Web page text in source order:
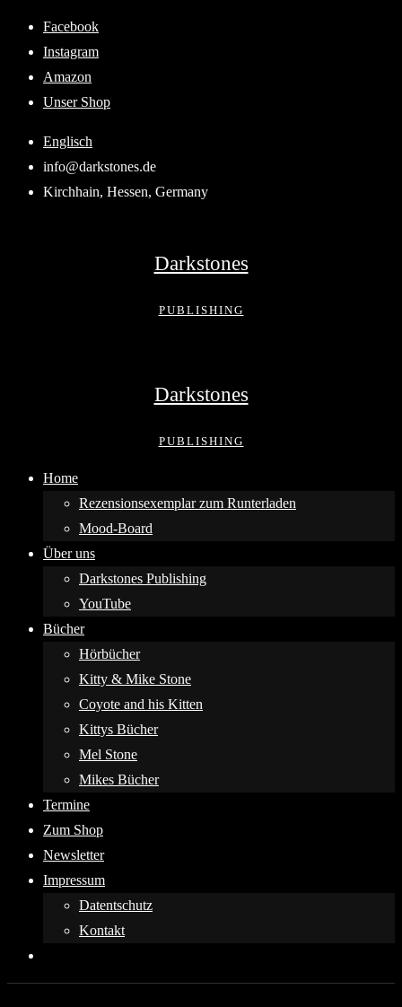
Skip
content
Facebook
Instagram
Amazon
Unser Shop
Englisch
info@darkstones.de
Kirchhain, Hessen, Germany
Darkstones
PUBLISHING
Darkstones
PUBLISHING
Home
Rezensionsexemplar zum Runterladen
Mood-Board
Über uns
Darkstones Publishing
YouTube
Bücher
Hörbücher
Kitty & Mike Stone
Coyote and his Kitten
Kittys Bücher
Mel Stone
Mikes Bücher
Termine
Zum Shop
Newsletter
Impressum
Datentschutz
Kontakt